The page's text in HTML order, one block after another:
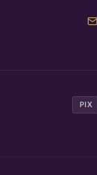
PIX